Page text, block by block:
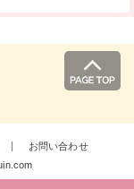
お問い合わせ